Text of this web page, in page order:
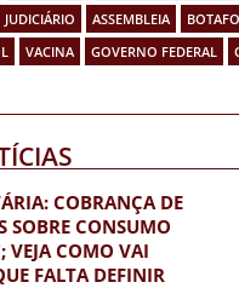
JUDICIÁRIO ASSEMBLEIA
VACINA GOVERNO FEDERAL
COBRANÇA DE
SOBRE CONSUMO
VEJA COMO VAI
FALTA DEFINIR